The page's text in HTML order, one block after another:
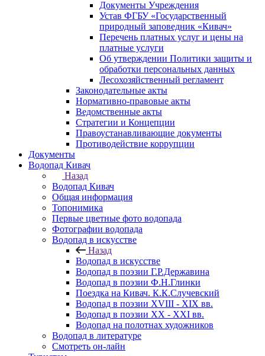
Документы Учреждения
Устав ФГБУ «Государственный
природный заповедник «Кивач»
Перечень платных услуг и цены на
платные услуги
Об утверждении Политики защиты и
обработки персональных данных
Лесохозяйственный регламент
Законодательные акты
Нормативно-правовые акты
Ведомственные акты
Стратегии и Концепции
Правоустанавливающие документы
Противодействие коррупции
Документы
Водопад Кивач
Назад
Водопад Кивач
Общая информация
Топонимика
Первые цветные фото водопада
Фотографии водопада
Водопад в искусстве
Назад
Водопад в искусстве
Водопад в поэзии Г.Р.Державина
Водопад в поэзии Ф.Н.Глинки
Поездка на Кивач. К.К.Случевский
Водопад в поэзии XVIII - XIX вв.
Водопад в поэзии XX - XXI вв.
Водопад на полотнах художников
Водопад в литературе
Смотреть он-лайн